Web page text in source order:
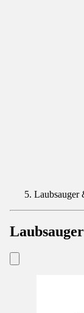
Laubsauger